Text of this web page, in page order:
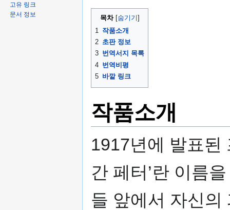
가
기
목차
1
작품소개
2 초판 정보
3 번역서지 목록
4 번역비평
5 바깥 링크
작품소개
1917년에 발표된
간 페터’란 이름
들 앞에서 자신의
고유 링크
문서 정보